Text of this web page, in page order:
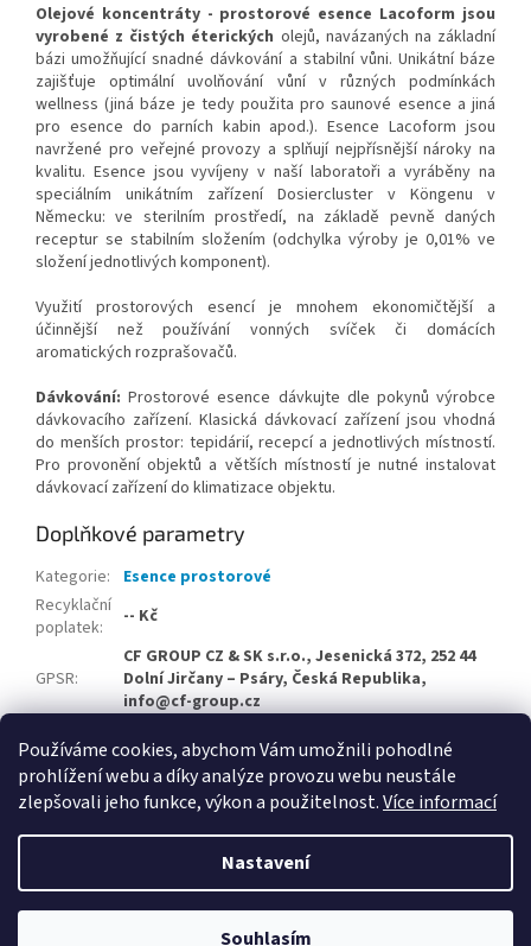
Používáme cookies, abychom Vám umožnili pohodlné
prohlížení webu a díky analýze provozu webu neustále
zlepšovali jeho funkce, výkon a použitelnost.Více informací
Nastavení
Souhlasím
Olejové koncentráty - prostorové esence Lacoform jsou
vyrobené z čistých éterických olejů, navázaných na základní
bázi umožňující snadné dávkování a stabilní vůni. Unikátní báze
zajišťuje optimální uvolňování vůní v různých podmínkách
wellness (jiná báze je tedy použita pro saunové esence a jiná
pro esence do parních kabin apod.). Esence Lacoform jsou
navržené pro veřejné provozy a splňují nejpřísnější nároky na
kvalitu. Esence jsou vyvíjeny v naší laboratoři a vyráběny na
speciálním unikátním zařízení Dosiercluster v Köngenu v
Německu: ve sterilním prostředí, na základě pevně daných
receptur se stabilním složením (odchylka výroby je 0,01% ve
složení jednotlivých komponent).
Využití prostorových esencí je mnohem ekonomičtější a
účinnější než používání vonných svíček či domácích
aromatických rozprašovačů.
Dávkování: Prostorové esence dávkujte dle pokynů výrobce
dávkovacího zařízení. Klasická dávkovací zařízení jsou vhodná
do menších prostor: tepidárií, recepcí a jednotlivých místností.
Pro provonění objektů a větších místností je nutné instalovat
dávkovací zařízení do klimatizace objektu.
Doplňkové parametry
Kategorie:
Esence prostorové
Recyklační
poplatek: -- Kč
GPSR:
CF GROUP CZ & SK s.r.o., Jesenická 372, 252 44
Dolní Jirčany – Psáry, Česká Republika,
info@cf-group.cz
Copyright 2026Velkoobchodní e-shop CF Group CZ & SK.
Všechna práva vyhrazena.